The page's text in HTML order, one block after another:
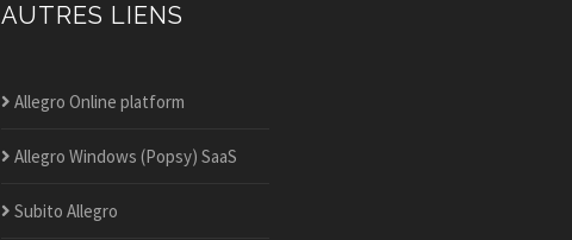
AUTRES LIENS
Allegro Online platform
Allegro Windows (Popsy) SaaS
Subito Allegro